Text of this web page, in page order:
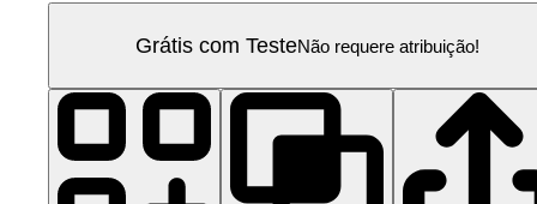
Grátis com TesteNão requere atribuição!